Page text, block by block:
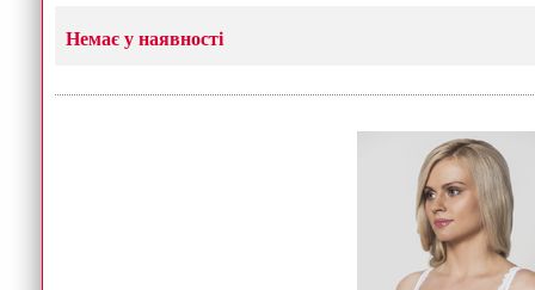
Немає у наявності